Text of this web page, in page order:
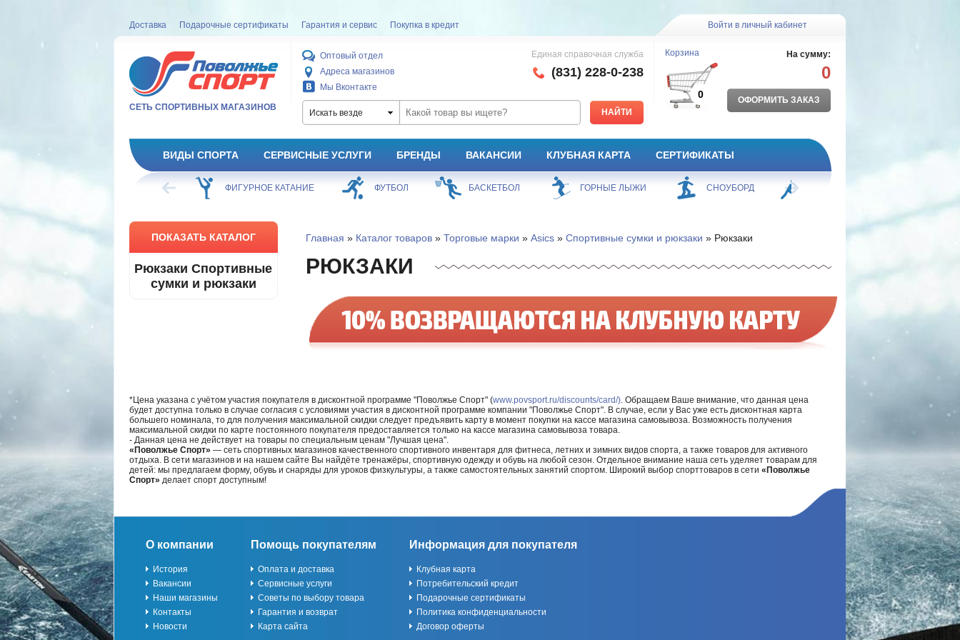
Доставка Подарочные сертификаты Гарантия и сервис Покупка в кредит Войти в личный кабинет
СЕТЬ СПОРТИВНЫХ МАГАЗИНОВ
Оптовый отдел
Адреса магазинов
Мы Вконтакте
Единая справочная служба
(831) 228-0-238
Искать везде
Корзина
0
На сумму:
0
ОФОРМИТЬ ЗАКАЗ
ВИДЫ СПОРТА СЕРВИСНЫЕ УСЛУГИ БРЕНДЫ ВАКАНСИИ КЛУБНАЯ КАРТА СЕРТИФИКАТЫ
ХОККЕЙ ФИГУРНОЕ КАТАНИЕ ФУТБОЛ БАСКЕТБОЛ ГОРНЫЕ ЛЫЖИ СНОУБОРД
ПОКАЗАТЬ КАТАЛОГ
Рюкзаки Спортивные
сумки и рюкзаки
Главная » Каталог товаров» Торговые марки » Asics» Спортивные сумки и рюкзаки » Рюкзаки
РЮКЗАКИ
*Цена указана с учётом участия покупателя в дисконтной программе "Поволжье Спорт" (www.povsport.ru/discounts/card/). Обращаем Ваше внимание, что данная цена
будет доступна только в случае согласия с условиями участия в дисконтной программе компании "Поволжье Спорт". В случае, если у Вас уже есть дисконтная карта
большего номинала, то для получения максимальной скидки следует предъявить карту в момент покупки на кассе магазина самовывоза. Возможность получения
максимальной скидки по карте постоянного покупателя предоставляется только на кассе магазина самовывоза товара.
- Данная цена не действует на товары по специальным ценам "Лучшая цена".
«Поволжье Спорт» — сеть спортивных магазинов качественного спортивного инвентаря для фитнеса, летних и зимних видов спорта, а также товаров для активного
отдыха. В сети магазинов и на нашем сайте Вы найдёте тренажёры, спортивную одежду и обувь на любой сезон. Отдельное внимание наша сеть уделяет товарам для
детей: мы предлагаем форму, обувь и снаряды для уроков физкультуры, а также самостоятельных занятий спортом. Широкий выбор спорттоваров в сети «Поволжье
Спорт» делает спорт доступным!
О компании
История
Вакансии
Наши магазины
Контакты
Новости
Помощь покупателям
Оплата и доставка
Сервисные услуги
Советы по выбору товара
Гарантия и возврат
Карта сайта
Информация для покупателя
Клубная карта
Потребительский кредит
Подарочные сертификаты
Политика конфиденциальности
Договор оферты